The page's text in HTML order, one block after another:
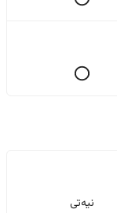
نیەتی